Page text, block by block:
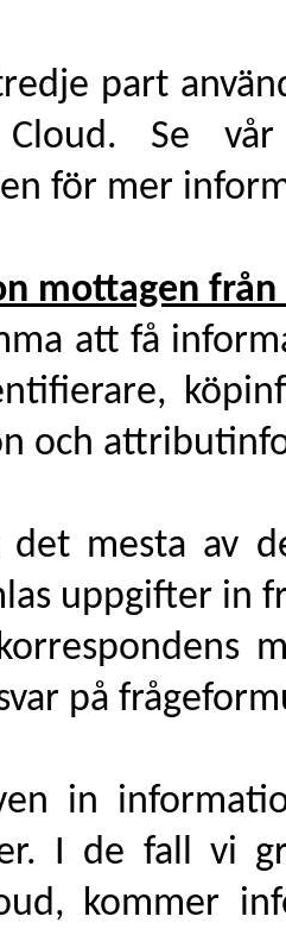
part
Cloud. Se
för mer
mottagen från
att få
och
det mesta av
uppgifter in
på
in
I de fall vi
kommer